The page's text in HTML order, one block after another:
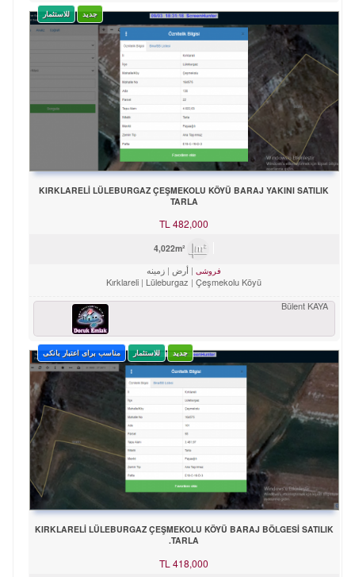
جدید للاستثمار
KIRKLARELİ LÜLEBURGAZ ÇEŞMEKOLU KÖYÜ BARAJ YAKINI SATILIK
TARLA
TL 482,000
فروشی أرض زمینه
Kırklareli
Lüleburgaz
Çeşmekolu Köyü
Bülent KAYA
جدید للاستثمار مناسب برای اعتبار بانکی
KIRKLARELİ LÜLEBURGAZ ÇEŞMEKOLU KÖYÜ BARAJ BÖLGESİ SATILIK
TARLA.
TL 418,000